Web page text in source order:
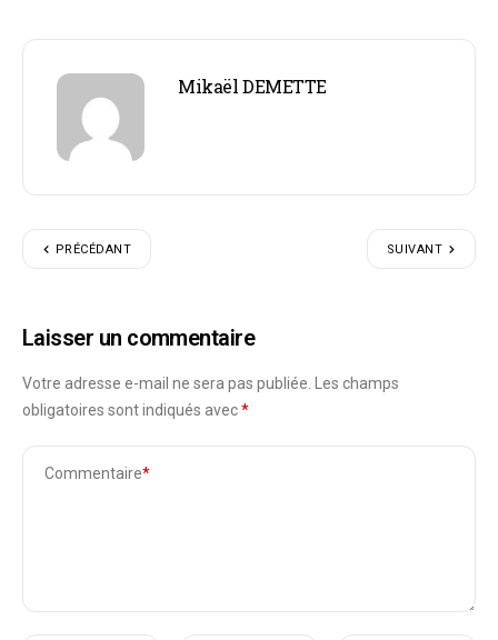
Mikaël DEMETTE
PRÉCÉDANT SUIVANT
Laisser un commentaire
Votre adresse e-mail ne sera pas publiée.
Les champs
obligatoires sont indiqués avec*
Commentaire*